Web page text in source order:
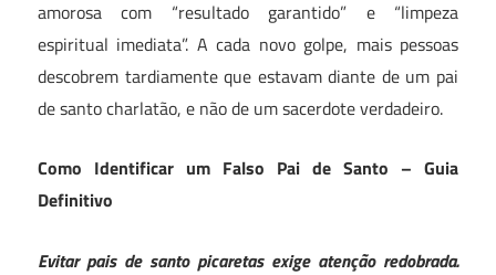
amorosa com “resultado garantido” e “limpeza
espiritual imediata”. A cada novo golpe, mais pessoas
descobrem tardiamente que estavam diante de um pai
de santo charlatão, e não de um sacerdote verdadeiro.
Como Identificar um Falso Pai de Santo – Guia
Definitivo
Evitar pais de santo picaretas exige atenção redobrada.